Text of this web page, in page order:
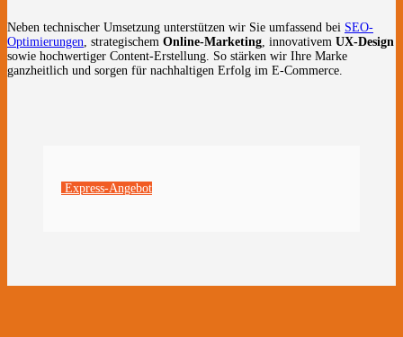
Neben technischer Umsetzung unterstützen wir Sie umfassend bei SEO-
Optimierungen, strategischem Online-Marketing, innovativem UX-Design
sowie hochwertiger Content-Erstellung. So stärken wir Ihre Marke
ganzheitlich und sorgen für nachhaltigen Erfolg im E-Commerce.
Express-Angebot